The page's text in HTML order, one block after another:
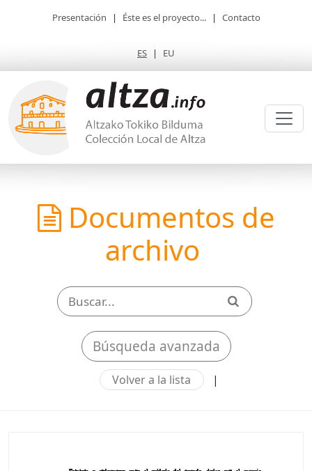
Presentación | Éste es el proyecto... | Contacto
ES | EU
Documentos de
archivo
Búsqueda avanzada
Volver a la lista |